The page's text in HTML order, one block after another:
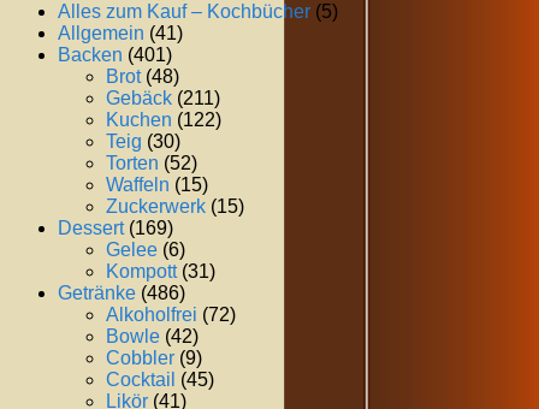
Alles zum Kauf – Kochbücher (5)
Allgemein (41)
Backen (401)
Brot(48)
Gebäck (211)
Kuchen (122)
Teig (30)
Torten (52)
Waffeln (15)
Zuckerwerk (15)
Dessert(169)
Gelee (6)
Kompott(31)
Getränke (486)
Alkoholfrei (72)
Bowle (42)
Cobbler (9)
Cocktail (45)
Likör (41)